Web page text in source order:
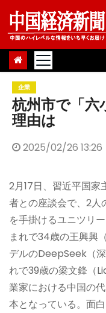
Skip
content
企業
杭州市で「六
理由は
2025/02/26 13:26
2月17日、習近平国家
者との座談会で、2人
を手掛けるユニツリ
まれで34歳の王興興
デルのDeepSeek（
れで39歳の梁文鋒（
業家における中国の
本となっている。面